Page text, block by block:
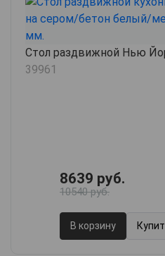
Стол раздвижной Нью
39961
8639 руб.
10540 руб.
В корзину